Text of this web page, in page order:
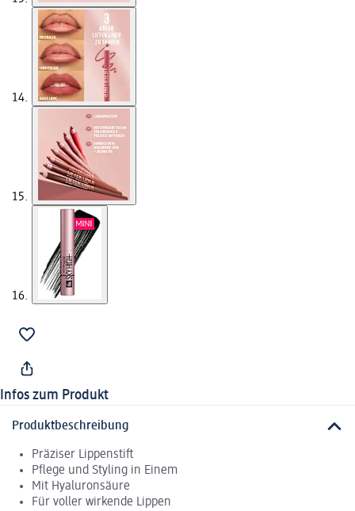
Infos zum Produkt
Produktbeschreibung
Präziser Lippenstift
Pflege und Styling in Einem
Mit Hyaluronsäure
Für voller wirkende Lippen